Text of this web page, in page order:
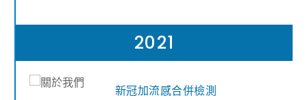
2021
新冠加流感合併檢測